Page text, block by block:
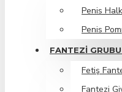
Penis
Penis
FANTEZI GRUBU
Fetiş
Fantezi